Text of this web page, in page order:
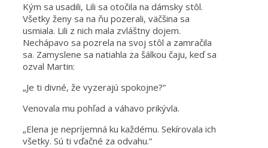
Kým sa usadili, Lili sa otočila na dámsky stôl.
Všetky ženy sa na ňu pozerali, väčšina sa
usmiala. Lili z nich mala zvláštny dojem.
Nechápavo sa pozrela na svoj stôl a zamračila
sa. Zamyslene sa natiahla za šálkou čaju, keď sa
ozval Martin:
„Je ti divné, že vyzerajú spokojne?“
Venovala mu pohľad a váhavo prikývla.
„Elena je nepríjemná ku každému. Sekírovala ich
všetky. Sú ti vďačné za odvahu.“